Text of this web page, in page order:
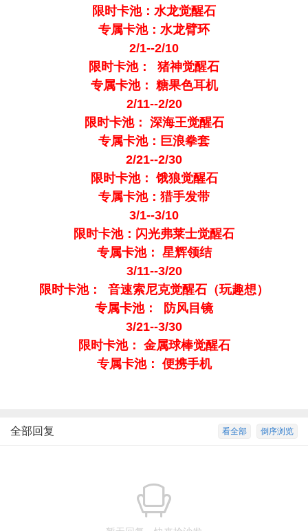
限时卡池：水龙觉醒石
专属卡池：水龙臂环
2/1--2/10
限时卡池： 猪神觉醒石
专属卡池： 糖果色耳机
2/11--2/20
限时卡池： 深海王觉醒石
专属卡池：巨浪拳套
2/21--2/30
限时卡池： 饿狼觉醒石
专属卡池：猎手发带
3/1--3/10
限时卡池：闪光弗莱士觉醒石
专属卡池： 星辉领结
3/11--3/20
限时卡池： 音速索尼克觉醒石（玩趣想）
专属卡池： 防风目镜
3/21--3/30
限时卡池： 金属球棒觉醒石
专属卡池： 便携手机
倒序浏览
看全部
全部回复